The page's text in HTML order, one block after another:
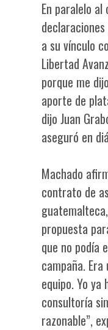
En paralelo
a su vínculo
Libertad
porque me
aporte de
dijo Juan
aseguró en
Machado
contrato de
propuesta
que no podía
campaña.
equipo. Yo ya
consultoría
razonable”,